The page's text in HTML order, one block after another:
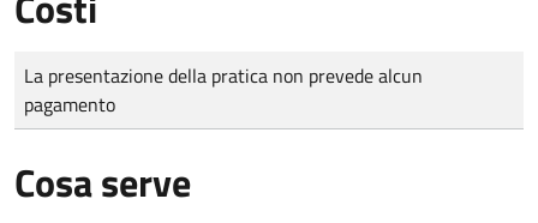
Tipo di pagamento
Importo
La presentazione della pratica non prevede alcun
pagamento
Cosa serve